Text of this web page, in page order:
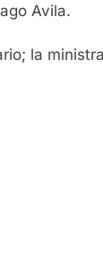
Avila.
la